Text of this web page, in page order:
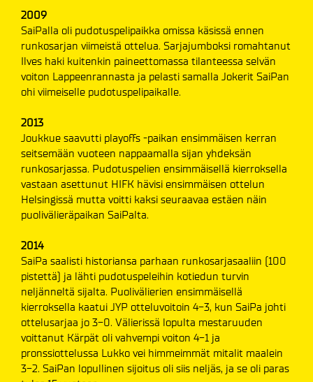
2009
SaiPalla oli pudotuspelipaikka omissa käsissä ennen
runkosarjan viimeistä ottelua. Sarjajumboksi romahtanut
Ilves haki kuitenkin paineettomassa tilanteessa selvän
voiton Lappeenrannasta ja pelasti samalla Jokerit SaiPan
ohi viimeiselle pudotuspelipaikalle.
2013
Joukkue saavutti playoffs -paikan ensimmäisen kerran
seitsemään vuoteen nappaamalla sijan yhdeksän
runkosarjassa. Pudotuspelien ensimmäisellä kierroksella
vastaan asettunut HIFK hävisi ensimmäisen ottelun
Helsingissä mutta voitti kaksi seuraavaa estäen näin
puolivälieräpaikan SaiPalta.
2014
SaiPa saalisti historiansa parhaan runkosarjasaaliin (100
pistettä) ja lähti pudotuspeleihin kotiedun turvin
neljänneltä sijalta. Puolivälierien ensimmäisellä
kierroksella kaatui JYP otteluvoitoin 4-3, kun SaiPa johti
ottelusarjaa jo 3-0. Välierissä lopulta mestaruuden
voittanut Kärpät oli vahvempi voiton 4-1 ja
pronssiottelussa Lukko vei himmeimmät mitalit maalein
3-2. SaiPan lopullinen sijoitus oli siis neljäs, ja se oli paras